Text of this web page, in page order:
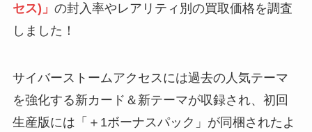
セス)」 の封入率やレアリティ別の買取価格を調査
しました！
サイバーストームアクセスには過去の人気テーマ
を強化する新カード＆新テーマが収録され、初回
生産版には「＋1ボーナスパック」が同梱されたよ